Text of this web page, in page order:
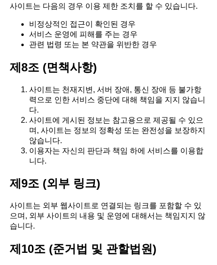
사이트는 다음의 경우 이용 제한 조치를 할 수 있습니다.
비정상적인 접근이 확인된 경우
서비스 운영에 피해를 주는 경우
관련 법령 또는 본 약관을 위반한 경우
제8조 (면책사항)
사이트는 천재지변, 서버 장애, 통신 장애 등 불가항
력으로 인한 서비스 중단에 대해 책임을 지지 않습니
다.
사이트에 게시된 정보는 참고용으로 제공될 수 있으
며, 사이트는 정보의 정확성 또는 완전성을 보장하지
않습니다.
이용자는 자신의 판단과 책임 하에 서비스를 이용합
니다.
제9조 (외부 링크)
사이트는 외부 웹사이트로 연결되는 링크를 포함할 수 있
으며, 외부 사이트의 내용 및 운영에 대해서는 책임지지 않
습니다.
제10조 (준거법 및 관할법원)